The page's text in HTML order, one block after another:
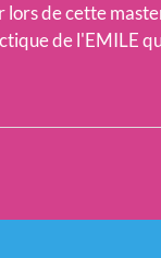
de cette
de l'EMILE